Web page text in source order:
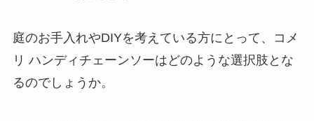
庭のお手入れやDIYを考えている方にとって、コメ
リ ハンディチェーンソーはどのような選択肢とな
るのでしょうか。